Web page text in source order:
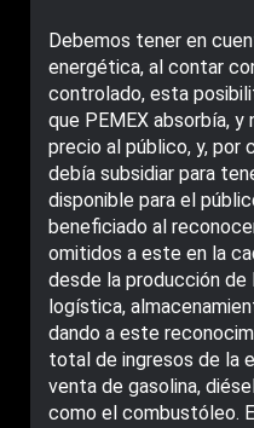
Debemos tener en
energética, al contar
controlado, esta
que PEMEX absorbía,
precio al público, y, por
debía subsidiar para
disponible para el
beneficiado al
omitidos a este en la
desde la producción de
logística,
dando a este
total de ingresos de la
venta de gasolina,
como el combustóleo.